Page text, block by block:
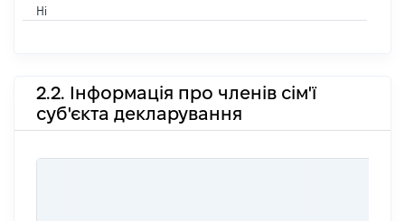
Ні
2.2. Інформація про членів сім'ї
суб'єкта декларування